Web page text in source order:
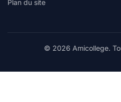
Plan du site
© 2026 Amicollege.